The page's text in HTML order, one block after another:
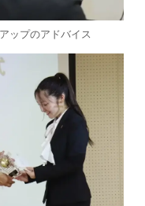
ップのアドバイス